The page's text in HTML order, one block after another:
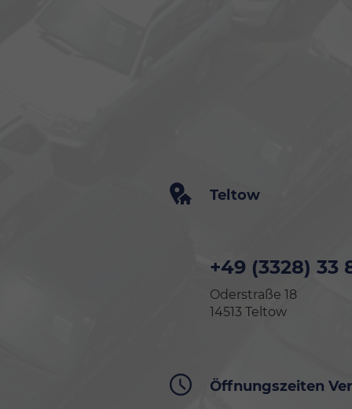
Teltow
+49 (3328) 33
Oderstraße 18
14513 Teltow
Öffnungszeiten